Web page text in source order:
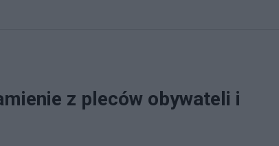
z pleców obywateli i